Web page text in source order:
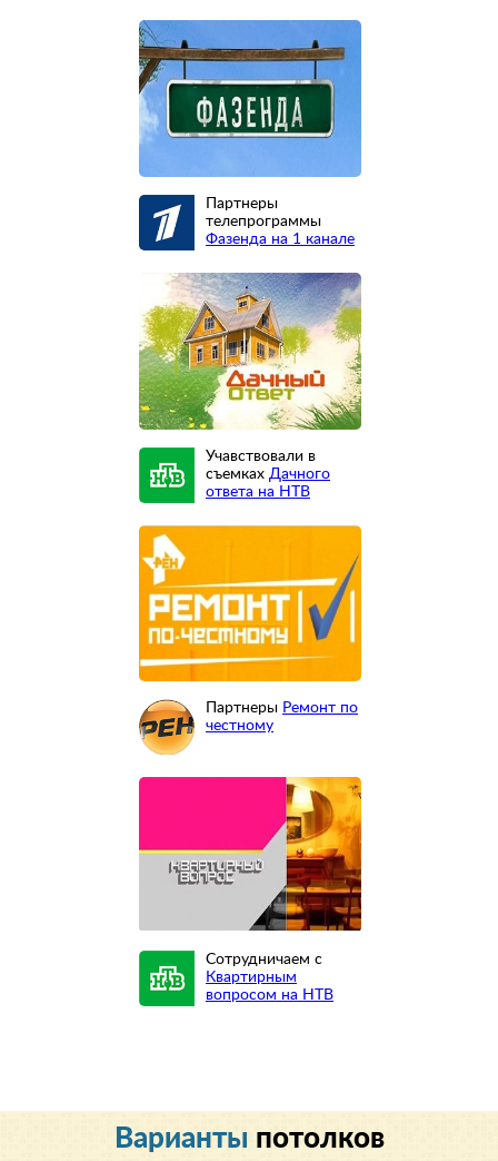
Партнеры
телепрограммы
Фазенда на 1 канале
Учавствовали в
съемках Дачного
ответа на НТВ
Партнеры Ремонт по
честному
Сотрудничаем с
Квартирным
вопросом на НТВ
Варианты потолков